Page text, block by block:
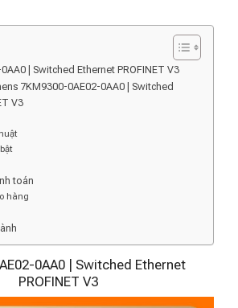
| Switched Ethernet PROFINET V3
7KM9300-0AE02-0AA0 | Switched
V3
toán
hàng
0AA0 | Switched Ethernet
PROFINET V3